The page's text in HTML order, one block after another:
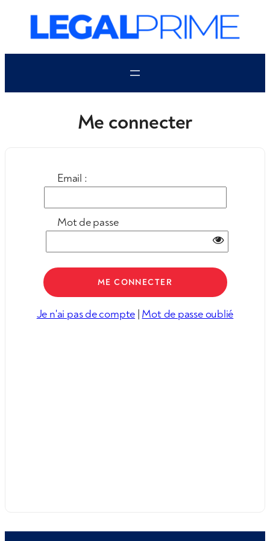
contenu
Me connecter
Email :
Mot de passe
Je n'ai pas de compte | Mot de passe oublié